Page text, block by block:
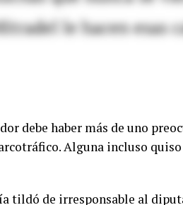
debe haber más de uno
Alguna incluso
tildó de irresponsable al